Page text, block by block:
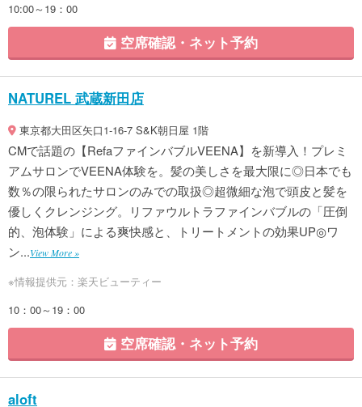
10:00～19：00
空席確認・ネット予約
NATUREL 武蔵新田店
東京都大田区矢口1-16-7 S&K朝日屋 1階
CMで話題の【RefaファインバブルVEENA】を新導入！プレミ
アムサロンでVEENA体験を。髪の美しさを最大限に◎日本でも
数％の限られたサロンのみでの取扱◎超微細な泡で頭皮と髪を
優しくクレンジング。リファウルトラファインバブルの「圧倒
的、泡体験」による爽快感と、トリートメントの効果UP◎ワ
ン...View More »
※情報提供元：楽天ビューティー
10：00～19：00
空席確認・ネット予約
aloft